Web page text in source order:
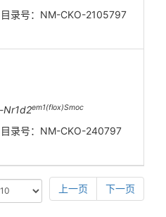
录号：NM-CKO-2105797
Nr1d2em1(flox)Smoc
录号：NM-CKO-240797
上一页 下一页